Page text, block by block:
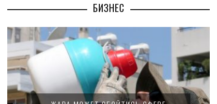
БИЗНЕС